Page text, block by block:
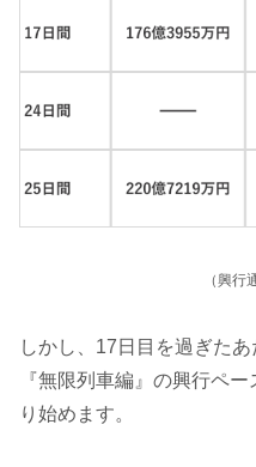
（興行
しかし、17日目を過ぎた
『無限列車編』の興行ペ
り始めます。